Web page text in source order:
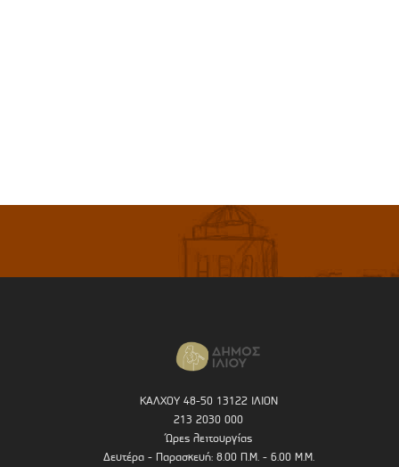
ΚΑΛΧΟΥ 48-50 13122 ΙΛΙΟΝ
213 2030 000
Ώρες λειτουργίας
Δευτέρα - Παρασκευή: 8.00 Π.Μ. - 6.00 Μ.Μ.